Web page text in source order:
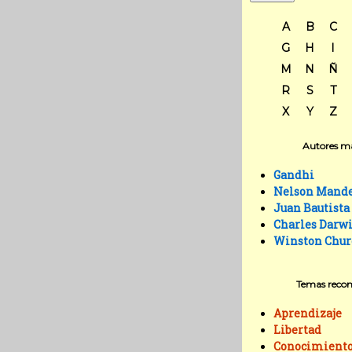
A B C
G
H
I
M
N Ñ
R
S
T
X
Y Z
Autores
Gandhi
Nelson
Juan
Charles
Winston
Temas
Aprendizaje
Libertad